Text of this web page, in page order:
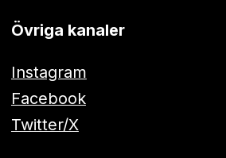
Övriga kanaler
Instagram
Facebook
Twitter/X